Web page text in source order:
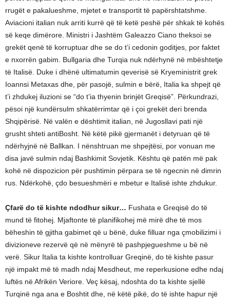
rrugët e pakalueshme, mjetet e transportit të papërshtatshme.
Aviacioni italian nuk arriti kurrë që të ketë peshë për shkak të kohës
së keqe dimërore. Ministri i Jashtëm Galeazzo Ciano theksoi se
grekët qenë të korruptuar dhe se do t’i cedonin goditjes, por faktet
e nxorrën gabim. Bullgaria dhe Turqia nuk ndërhynë në mbështetje
të Italisë. Duke i dhënë ultimatumin qeverisë së Kryeministrit grek
Ioannsi Metaxas dhe, për pasojë, sulmin e bërë, Italia ka shpejt që
t’i zhdukej iluzioni se “do t’ia thyenin brinjët Greqisë”. Përkundrazi,
pësoi një kundërsulm shkatërrimtar që i çoi grekët deri brenda
Shqipërisë. Në valën e dështimit italian, në Jugosllavi pati një
grusht shteti antiBosht. Në këtë pikë gjermanët i detyruan që të
ndërhyjnë në Ballkan. I nënshtruan me shpejtësi, por vonuan me
disa javë sulmin ndaj Bashkimit Sovjetik. Kështu që patën më pak
kohë në dispozicion për pushtimin përpara se të ngecnin në dimrin
rus. Ndërkohë, çdo besueshmëri e mbetur e Italisë ishte zhdukur.
Çfarë do të kishte ndodhur sikur… Fushata e Greqisë do të
mund të fitohej. Mjaftonte të planifikohej më mirë dhe të mos
bëheshin të gjitha gabimet që u bënë, duke filluar nga çmobilizimi i
divizioneve rezervë që në mënyrë të pashpjegueshme u bë në
verë. Sikur Italia ta kishte kontrolluar Greqinë, do të kishte pasur
një impakt më të madh ndaj Mesdheut, me reperkusione edhe ndaj
luftës në Afrikën Veriore. Veç kësaj, ndoshta do ta kishte sjellë
Turqinë nga ana e Boshtit dhe, në këtë pikë, do të ishte hapur një